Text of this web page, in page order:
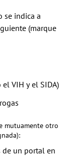
se indica a
(marque
VIH y el SIDA)
mutuamente otro
de un portal en